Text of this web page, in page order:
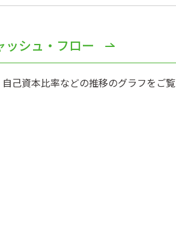
ッシュ・フロー
己資本比率などの推移のグラフをご覧